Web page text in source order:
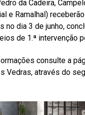
da Cadeira,
e Ramalhal)
no dia 3 de junho,
de 1.ª intervenção
consulte a
Vedras, através do